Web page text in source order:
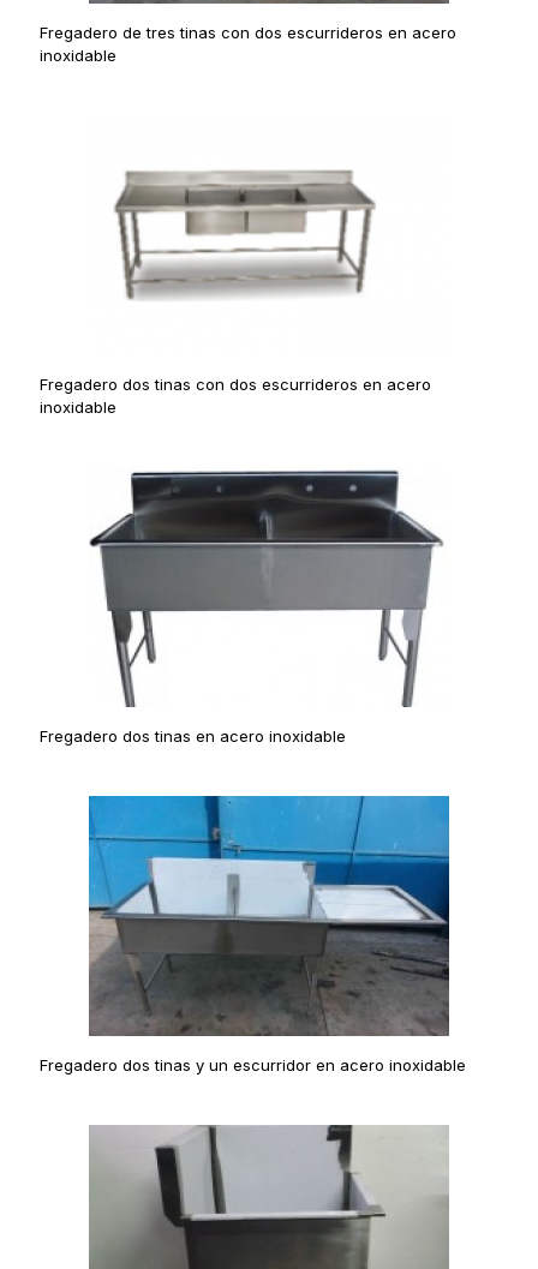
Fregadero de tres tinas con dos escurrideros en acero
inoxidable
Fregadero dos tinas con dos escurrideros en acero
inoxidable
Fregadero dos tinas en acero inoxidable
Fregadero dos tinas y un escurridor en acero inoxidable